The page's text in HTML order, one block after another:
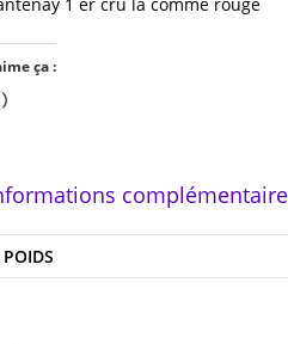
ça :
Chargement…
POIDS